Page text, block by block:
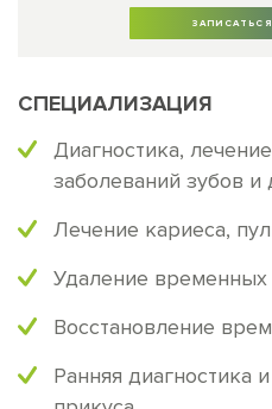
СПЕЦИАЛИЗАЦИЯ
Диагностика,
заболеваний зубов и
Лечение кариеса,
Удаление временных
Восстановление
Ранняя диагностика